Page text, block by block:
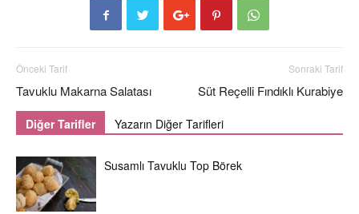
Önceki Tarif
Tavuklu Makarna Salatası
Sonraki Tarif
Süt Reçelli Fındıklı Kurabiye
Diğer Tarifler Yazarın Diğer Tarifleri
Susamlı Tavuklu Top Börek